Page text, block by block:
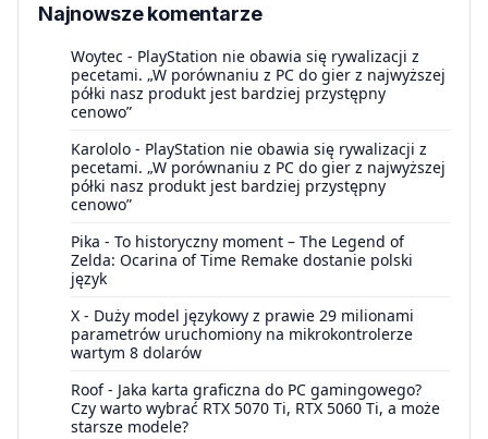
Najnowsze komentarze
Woytec - PlayStation nie obawia się rywalizacji z
pecetami. „W porównaniu z PC do gier z najwyższej
półki nasz produkt jest bardziej przystępny
cenowo”
Karololo - PlayStation nie obawia się rywalizacji z
pecetami. „W porównaniu z PC do gier z najwyższej
półki nasz produkt jest bardziej przystępny
cenowo”
Pika - To historyczny moment – The Legend of
Zelda: Ocarina of Time Remake dostanie polski
język
X - Duży model językowy z prawie 29 milionami
parametrów uruchomiony na mikrokontrolerze
wartym 8 dolarów
Roof- Jaka karta graficzna do PC gamingowego?
Czy warto wybrać RTX 5070 Ti, RTX 5060 Ti, a może
starsze modele?